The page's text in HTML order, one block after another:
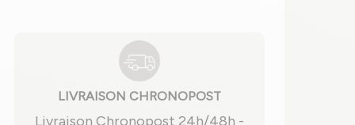
LIVRAISON CHRONOPOST
Livraison Chronopost 24h/48h -